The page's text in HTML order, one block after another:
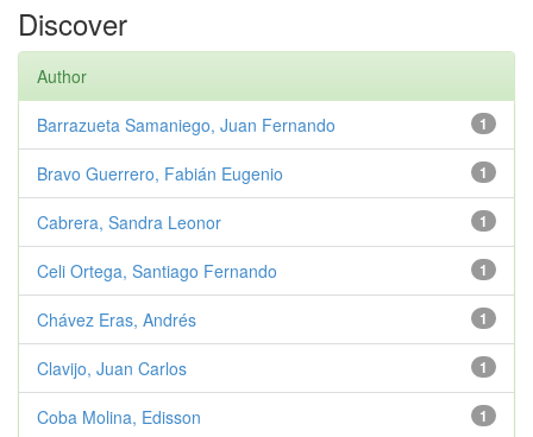
Discover
Author
1
Barrazueta Samaniego, Juan Fernando
1
Bravo Guerrero, Fabián Eugenio
1
Cabrera, Sandra Leonor
1
Celi Ortega, Santiago Fernando
1
Chávez Eras, Andrés
1
Clavijo, Juan Carlos
1
Coba Molina, Edisson